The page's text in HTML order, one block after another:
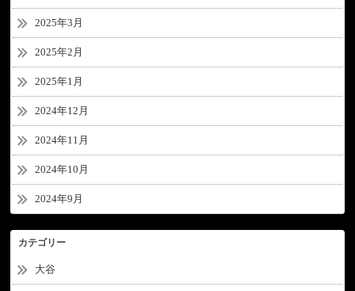
2025年3月
2025年2月
2025年1月
2024年12月
2024年11月
2024年10月
2024年9月
カテゴリー
大谷